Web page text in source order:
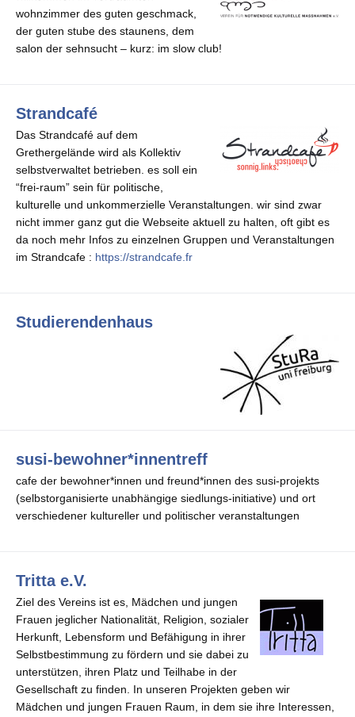
wohnzimmer des guten geschmack,
der guten stube des staunens, dem
salon der sehnsucht – kurz: im slow club!
Strandcafé
Das Strandcafé auf dem
Grethergelände wird als Kollektiv
selbstverwaltet betrieben. es soll ein
“frei-raum” sein für politische,
kulturelle und unkommerzielle Veranstaltungen. wir sind zwar
nicht immer ganz gut die Webseite aktuell zu halten, oft gibt es
da noch mehr Infos zu einzelnen Gruppen und Veranstaltungen
im Strandcafe : https://strandcafe.fr
Studierendenhaus
susi-bewohner*innentreff
cafe der bewohner*innen und freund*innen des susi-projekts
(selbstorganisierte unabhängige siedlungs-initiative) und ort
verschiedener kultureller und politischer veranstaltungen
Tritta e.V.
Ziel des Vereins ist es, Mädchen und jungen
Frauen jeglicher Nationalität, Religion, sozialer
Herkunft, Lebensform und Befähigung in ihrer
Selbstbestimmung zu fördern und sie dabei zu
unterstützen, ihren Platz und Teilhabe in der
Gesellschaft zu finden. In unseren Projekten geben wir
Mädchen und jungen Frauen Raum, in dem sie ihre Interessen,